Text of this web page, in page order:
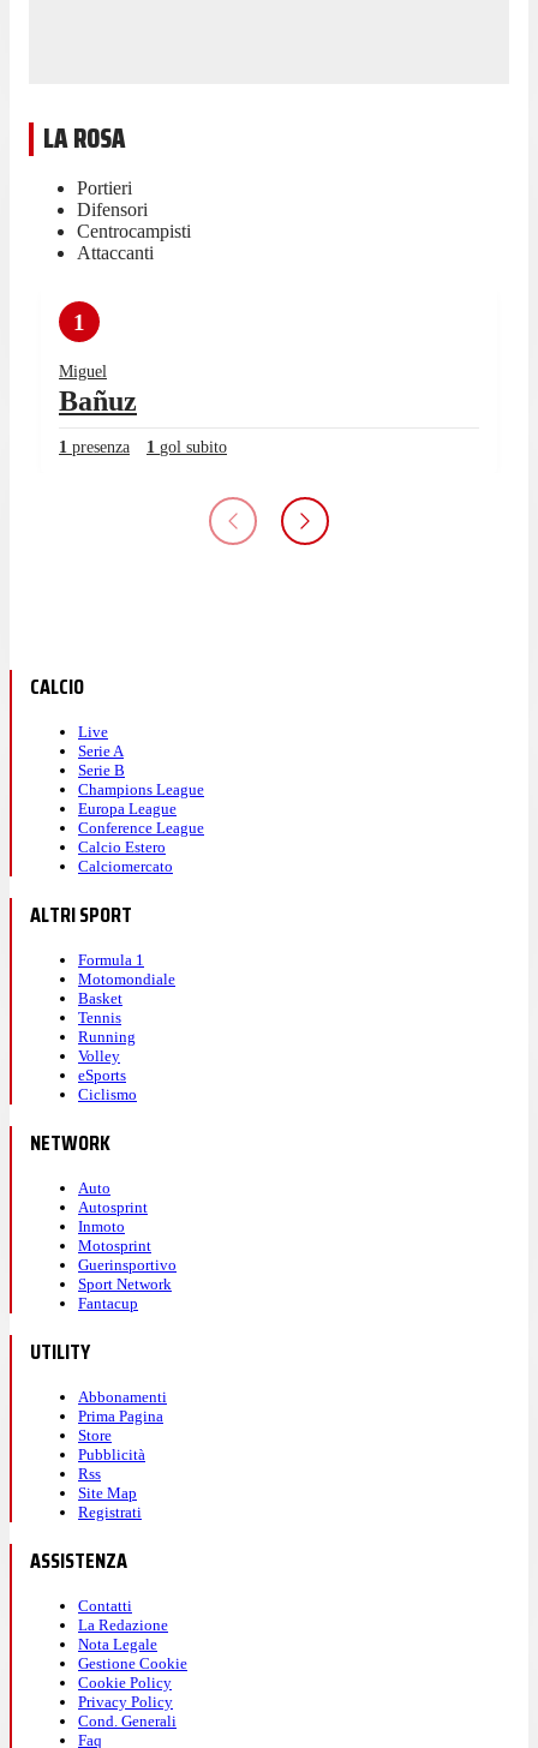
LA ROSA
Portieri
Difensori
Centrocampisti
Attaccanti
1
Miguel
Bañuz
1 presenza 1 gol subito
CALCIO
Live
Serie A
Serie B
Champions League
Europa League
Conference League
Calcio Estero
Calciomercato
ALTRI SPORT
Formula 1
Motomondiale
Basket
Tennis
Running
Volley
eSports
Ciclismo
NETWORK
Auto
Autosprint
Inmoto
Motosprint
Guerinsportivo
Sport Network
Fantacup
UTILITY
Abbonamenti
Prima Pagina
Store
Pubblicità
Rss
Site Map
Registrati
ASSISTENZA
Contatti
La Redazione
Nota Legale
Gestione Cookie
Cookie Policy
Privacy Policy
Cond. Generali
Faq